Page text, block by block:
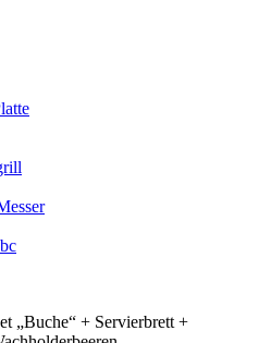
„Buche“ + Servierbrett +